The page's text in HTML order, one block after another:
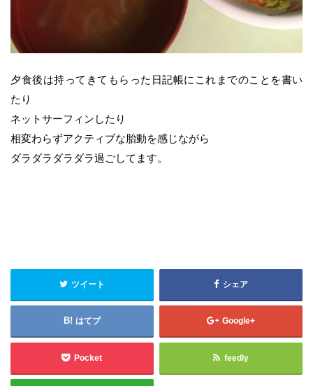
夕食後は持ってきてもらった日記帳にこれまでのことを書い
たり
ネットサーフィンしたり
相変わらずアクティブな胎動を感じながら
ダラダラダラダラ過ごしてます。
ツイート シェア
はてブ Google+
Pocket feedly